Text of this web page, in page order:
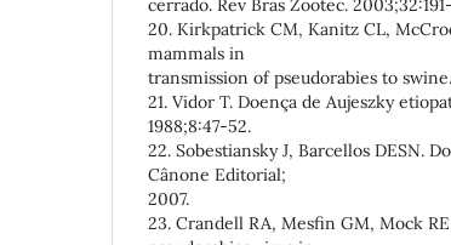
cerrado. Rev Bras Zootec.
20. Kirkpatrick CM, Kanitz CL,
mammals in
transmission of pseudorabies to
21. Vidor T. Doença de Aujeszky
1988;8:47-52.
22. Sobestiansky J, Barcellos DESN.
Cânone Editorial;
2007.
23. Crandell RA, Mesfin GM, Mock